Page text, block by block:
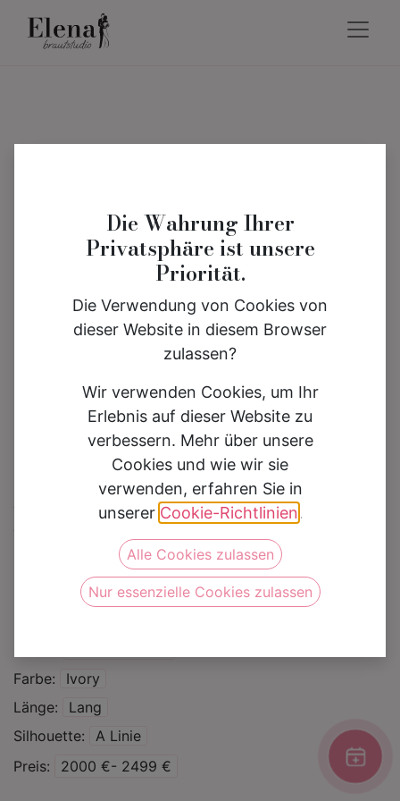
Brautkleid MGB 191
Auf die Wunschliste
Farbe
Ivory
Länge
Lang
Silhouette
A Linie
Preis
2000 €- 2499 €
Die Wahrung Ihrer
Privatsphäre ist unsere
Priorität.
Die Verwendung von Cookies von
dieser Website in diesem Browser
zulassen?
Wir verwenden Cookies, um Ihr
Erlebnis auf dieser Website zu
verbessern. Mehr über unsere
Cookies und wie wir sie
verwenden, erfahren Sie in
unserer Cookie-Richtlinien.
Alle Cookies zulassen
Nur essenzielle Cookies zulassen